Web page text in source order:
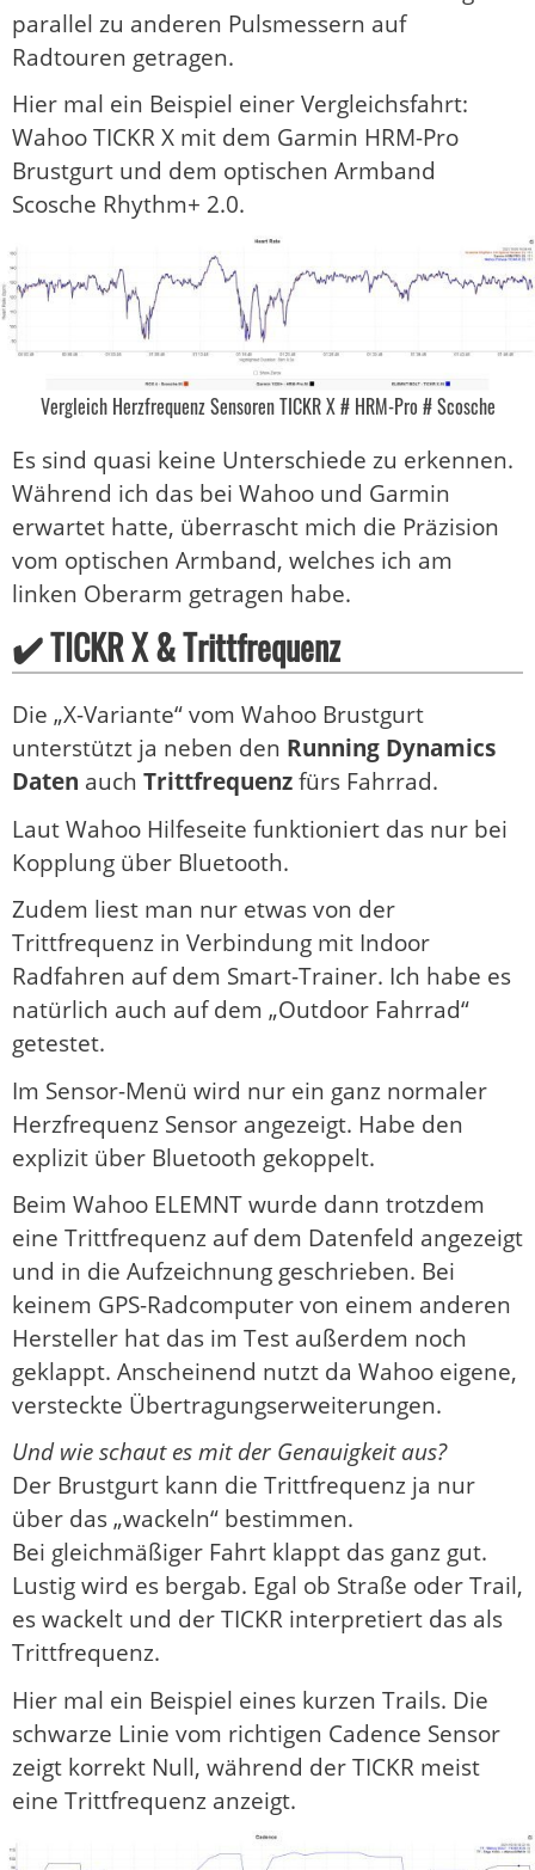
parallel zu anderen Pulsmessern auf
Radtouren getragen.
Hier mal ein Beispiel einer Vergleichsfahrt:
Wahoo TICKR X mit dem Garmin HRM-Pro
Brustgurt und dem optischen Armband
Scosche Rhythm+ 2.0.
Vergleich Herzfrequenz Sensoren TICKR X # HRM-Pro # Scosche
Es sind quasi keine Unterschiede zu erkennen.
Während ich das bei Wahoo und Garmin
erwartet hatte, überrascht mich die Präzision
vom optischen Armband, welches ich am
linken Oberarm getragen habe.
✔️ TICKR X & Trittfrequenz
Die „X-Variante“ vom Wahoo Brustgurt
unterstützt ja neben den Running Dynamics
Daten auch Trittfrequenzfürs Fahrrad.
Laut Wahoo Hilfeseite funktioniert das nur bei
Kopplung über Bluetooth.
Zudem liest man nur etwas von der
Trittfrequenz in Verbindung mit Indoor
Radfahren auf dem Smart-Trainer. Ich habe es
natürlich auch auf dem „Outdoor Fahrrad“
getestet.
Im Sensor-Menü wird nur ein ganz normaler
Herzfrequenz Sensor angezeigt. Habe den
explizit über Bluetooth gekoppelt.
Beim Wahoo ELEMNT wurde dann trotzdem
eine Trittfrequenz auf dem Datenfeld angezeigt
und in die Aufzeichnung geschrieben. Bei
keinem GPS-Radcomputer von einem anderen
Hersteller hat das im Test außerdem noch
geklappt. Anscheinend nutzt da Wahoo eigene,
versteckte Übertragungserweiterungen.
Und wie schaut es mit der Genauigkeit aus?
Der Brustgurt kann die Trittfrequenz ja nur
über das „wackeln“ bestimmen.
Bei gleichmäßiger Fahrt klappt das ganz gut.
Lustig wird es bergab. Egal ob Straße oder Trail,
es wackelt und der TICKR interpretiert das als
Trittfrequenz.
Hier mal ein Beispiel eines kurzen Trails. Die
schwarze Linie vom richtigen Cadence Sensor
zeigt korrekt Null, während der TICKR meist
eine Trittfrequenz anzeigt.